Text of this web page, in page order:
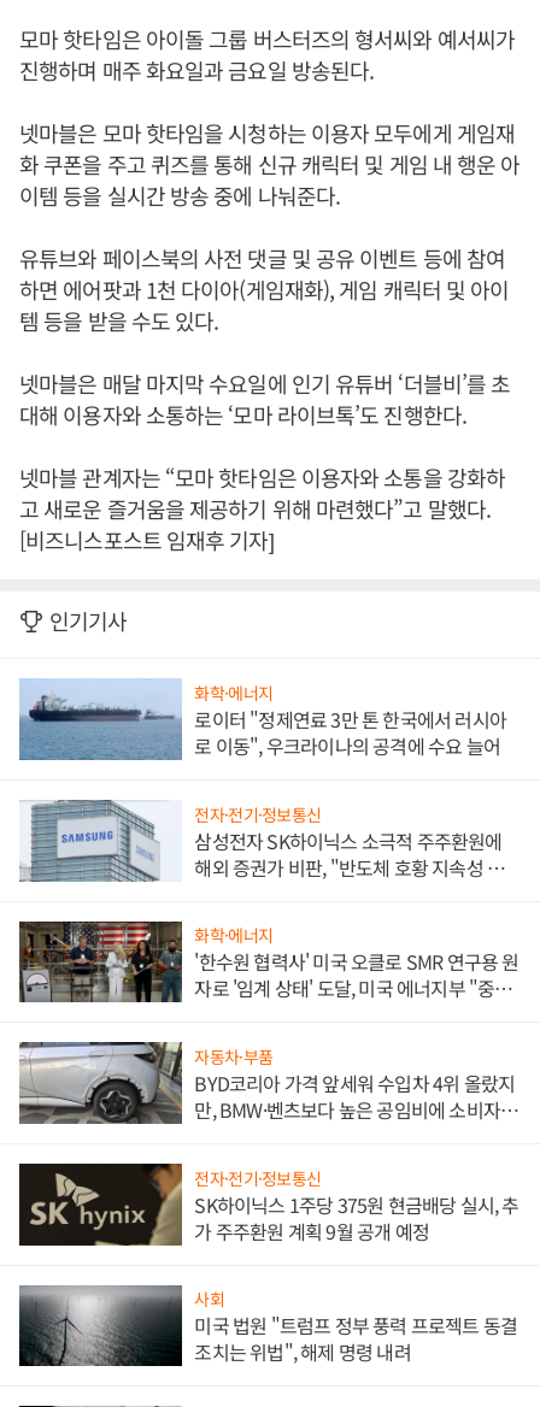
모마 핫타임은 아이돌 그룹 버스터즈의 형서씨와 예서씨가
진행하며 매주 화요일과 금요일 방송된다.
넷마블은 모마 핫타임을 시청하는 이용자 모두에게 게임재
화 쿠폰을 주고 퀴즈를 통해 신규 캐릭터 및 게임 내 행운 아
이템 등을 실시간 방송 중에 나눠준다.
유튜브와 페이스북의 사전 댓글 및 공유 이벤트 등에 참여
하면 에어팟과 1천 다이아(게임재화), 게임 캐릭터 및 아이
템 등을 받을 수도 있다.
넷마블은 매달 마지막 수요일에 인기 유튜버 ‘더블비’를 초
대해 이용자와 소통하는 ‘모마 라이브톡’도 진행한다.
넷마블 관계자는 “모마 핫타임은 이용자와 소통을 강화하
고 새로운 즐거움을 제공하기 위해 마련했다”고 말했다.
[비즈니스포스트 임재후 기자]
인기기사
화학·에너지
로이터 "정제연료 3만 톤 한국에서 러시아
로 이동", 우크라이나의 공격에 수요 늘어
전자·전기·정보통신
삼성전자 SK하이닉스 소극적 주주환원에
해외 증권가 비판, "반도체 호황 지속성 의
화학·에너지
'한수원 협력사' 미국 오클로 SMR 연구용 원
자로 '임계 상태' 도달, 미국 에너지부 "중요
자동차·부품
BYD코리아 가격 앞세워 수입차 4위 올랐지
만, BMW·벤츠보다 높은 공임비에 소비자
전자·전기·정보통신
SK하이닉스 1주당 375원 현금배당 실시, 추
가 주주환원 계획 9월 공개 예정
사회
미국 법원 "트럼프 정부 풍력 프로젝트 동결
조치는 위법", 해제 명령 내려